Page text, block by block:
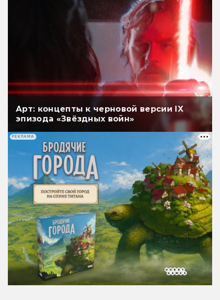
Арт: концепты к черновой версии IX
эпизода «Звёздных войн»
РЕКЛАМА